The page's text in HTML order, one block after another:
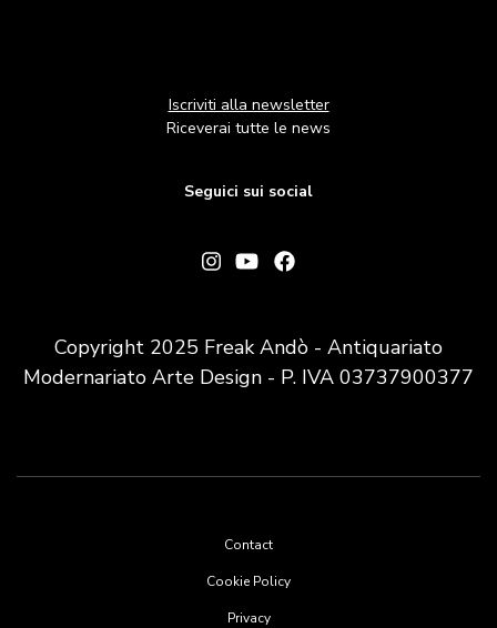
Iscriviti alla newsletter
Riceverai tutte le news
Seguici sui social
Copyright 2025 Freak Andò - Antiquariato
Modernariato Arte Design - P. IVA 03737900377
Contact
Cookie Policy
Privacy